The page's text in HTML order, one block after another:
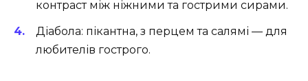
контраст між ніжними та гострими сирами.
Діабола: пікантна, з перцем та салямі — для
любителів гострого.